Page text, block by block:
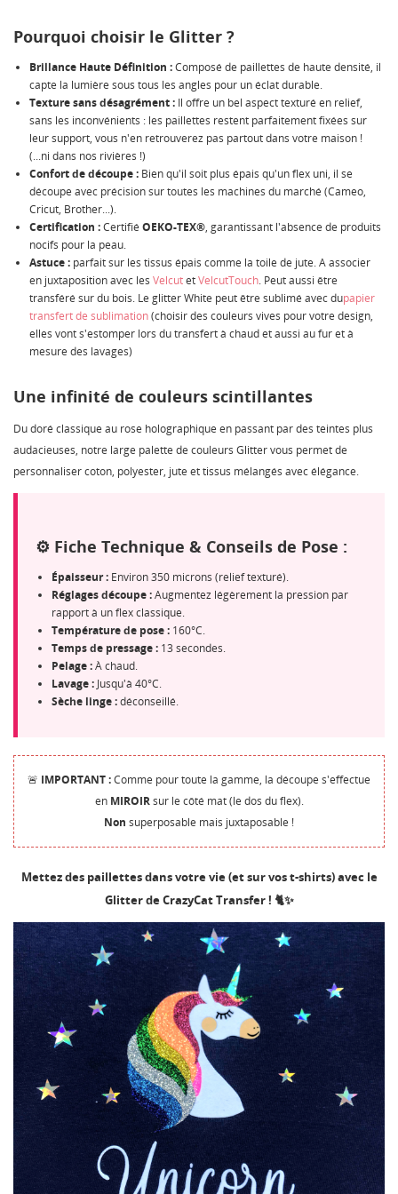
Pourquoi choisir le Glitter ?
Brillance Haute Définition :Composé de paillettes de haute densité, il
capte la lumière sous tous les angles pour un éclat durable.
Texture sans désagrément : Il offre un bel aspect texturé en relief,
sans les inconvénients : les paillettes restent parfaitement fixées sur
leur support, vous n'en retrouverez pas partout dans votre maison !
(...ni dans nos rivières !)
Confort de découpe : Bien qu'il soit plus épais qu'un flex uni, il se
découpe avec précision sur toutes les machines du marché (Cameo,
Cricut, Brother...).
Certification :Certifié OEKO-TEX®, garantissant l'absence de produits
nocifs pour la peau.
Astuce : parfait sur les tissus épais comme la toile de jute. A associer
en juxtaposition avec les VelcutetVelcutTouch. Peut aussi être
transféré sur du bois. Le glitter White peut être sublimé avec dupapier
transfert de sublimation(choisir des couleurs vives pour votre design,
elles vont s'estomper lors du transfert à chaud et aussi au fur et à
mesure des lavages)
Une infinité de couleurs scintillantes
Du doré classique au rose holographique en passant par des teintes plus
audacieuses, notre large palette de couleurs Glitter vous permet de
personnaliser coton, polyester, jute et tissus mélangés avec élégance.
⚙️ Fiche Technique & Conseils de Pose :
Épaisseur : Environ 350 microns (relief texturé).
Réglages découpe :Augmentez légèrement la pression par
rapport à un flex classique.
Température de pose : 160°C.
Temps de pressage : 13 secondes.
Pelage :À chaud.
Lavage : Jusqu'à 40°C.
Sèche linge :déconseillé.
🚨 IMPORTANT :Comme pour toute la gamme, la découpe s'effectue
en MIROIRsur le côté mat (le dos du flex).
Non superposable mais juxtaposable !
Mettez des paillettes dans votre vie (et sur vos t-shirts) avec le
Glitter de CrazyCat Transfer ! 🐈✨